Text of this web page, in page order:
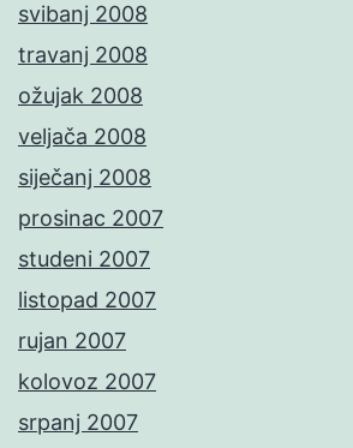
svibanj 2008
travanj 2008
ožujak 2008
veljača 2008
siječanj 2008
prosinac 2007
studeni 2007
listopad 2007
rujan 2007
kolovoz 2007
srpanj 2007